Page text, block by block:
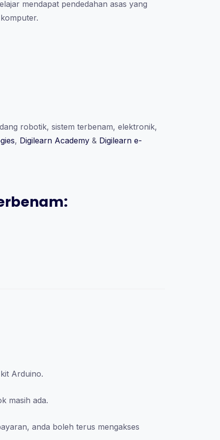
mendapat pendedahan asas yang
robotik, sistem terbenam, elektronik,
, Digilearn Academy & Digilearn e-
Arduino.
masih ada.
anda boleh terus mengakses